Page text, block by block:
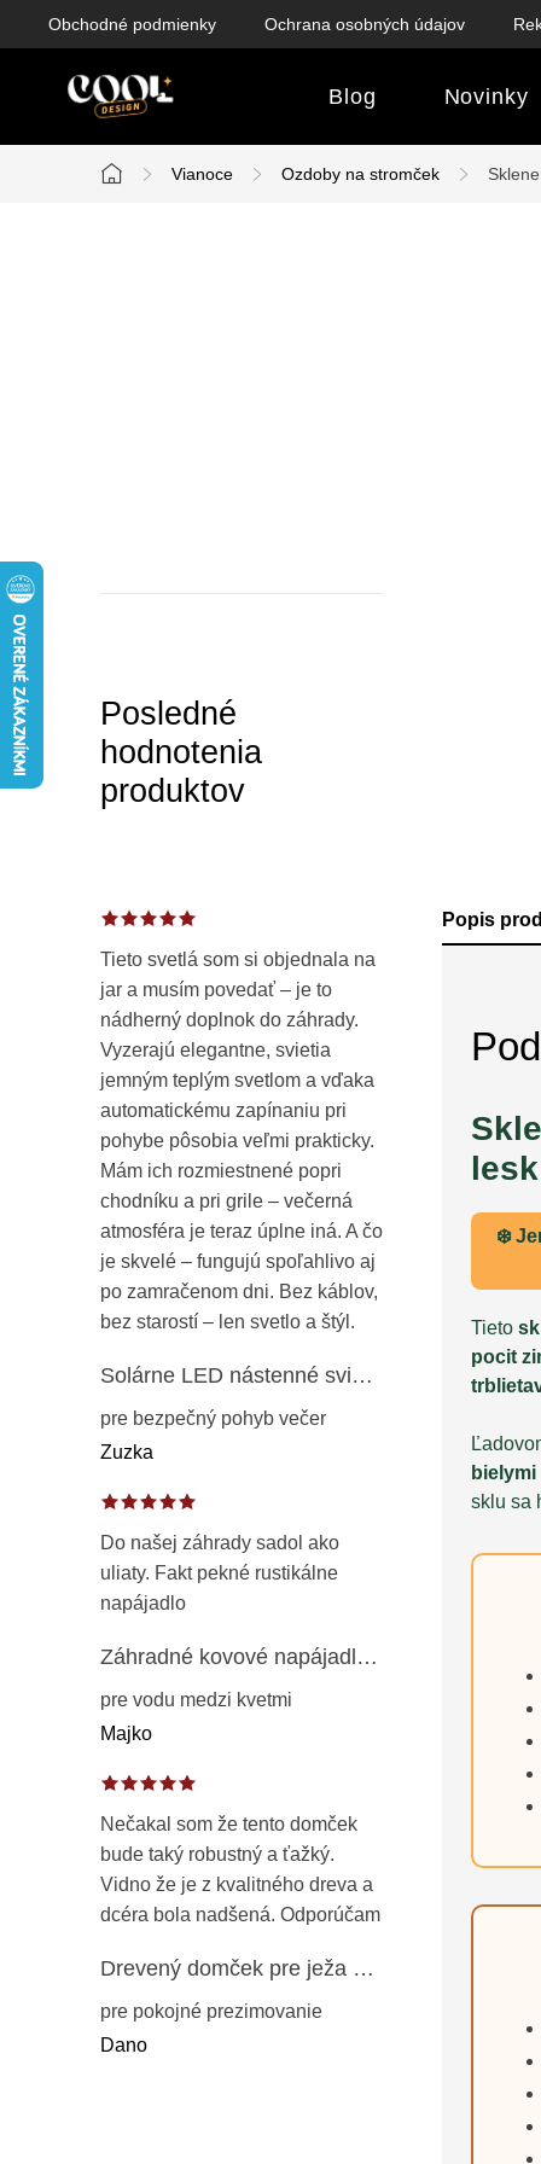
Obchodné podmienky Ochrana osobných údajov
Blog Novinky
Domov
Vianoce Ozdoby na stromček
lPosledné
hodnotenia
produktov
Tieto svetlá som si objednala na
jar a musím povedať – je to
nádherný doplnok do záhrady.
Vyzerajú elegantne, svietia
jemným teplým svetlom a vďaka
automatickému zapínaniu pri
pohybe pôsobia veľmi prakticky.
Mám ich rozmiestnené popri
chodníku a pri grile – večerná
atmosféra je teraz úplne iná. A čo
je skvelé – fungujú spoľahlivo aj
po zamračenom dni. Bez káblov,
bez starostí – len svetlo a štýl.
Solárne LED nástenné svietidlo s pohybovým a súmrakovým senzorom – vonkajšie fasádne osvetlenie IP65
pre bezpečný pohyb večer
Zuzka
Do našej záhrady sadol ako
uliaty. Fakt pekné rustikálne
napájadlo
Záhradné kovové napájadlo pre vtáky 8 cm / 104 cm – dekorácia z patinovanej ocele v prírodnej hrdzi
pre vodu medzi kvetmi
Majko
Nečakal som že tento domček
bude taký robustný a ťažký.
Vidno že je z kvalitného dreva a
dcéra bola nadšená. Odporúčam
Drevený domček pre ježa – záhradný úkryt z opaľovaného dreva s vodoodolnou strechou 50 cm
pre pokojné prezimovanie
Dano
Popis
❄️
Tieto
pocit
sklu sa